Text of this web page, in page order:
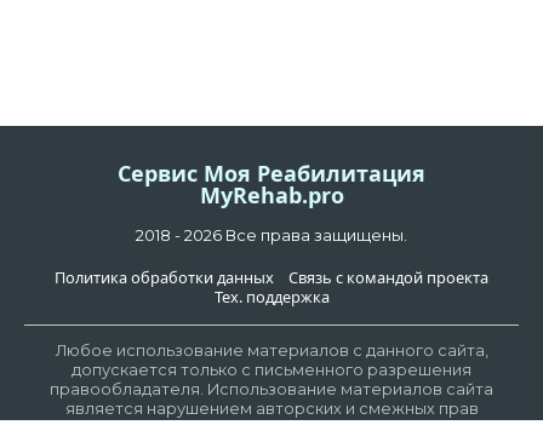
Сервис Моя Реабилитация
MyRehab.pro
2018 - 2026 Все права защищены.
Политика обработки данных
Связь с командой проекта
Тех. поддержка
Любое использование материалов с данного сайта,
допускается только с письменного разрешения
правообладателя. Использование материалов сайта
является нарушением авторских и смежных прав